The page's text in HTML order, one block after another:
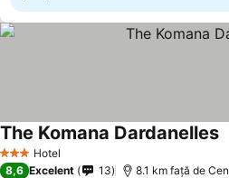
3 SteleHotel
The Komana Dardanelles
8,6 Excelent 13 8.1 km faţă de